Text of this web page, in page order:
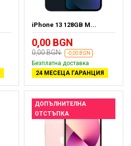
iPhone 13 128GB M...
0,00 BGN
0,00 BGN -0,00 BGN
Безплатна доставка
24 МЕСЕЦА ГАРАНЦИЯ
ДОПЪЛНИТЕЛНА
ОТСТЪПКА